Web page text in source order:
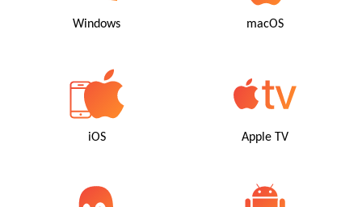
Windows macOS
iOS Apple TV